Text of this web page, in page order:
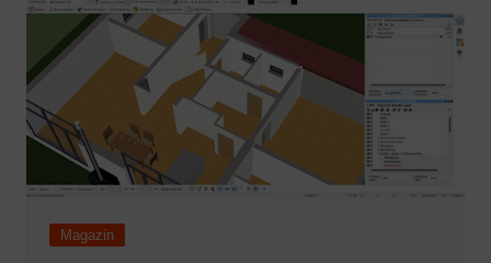
Magazin